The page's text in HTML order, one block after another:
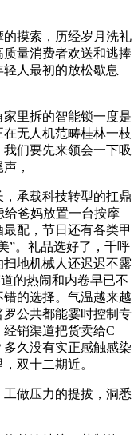
摸索，历经岁月洗礼
量消费者欢送和逃捧
人最初的放松歇息
里拆的智能锁一度是
无人机范畴桂林一枝
们要先来领会一下吸
，
承载科技转型的扛鼎
爸妈放置一台按摩
配，节日还有各类甲
”。礼品选好了，千呼
地机械人还迟迟不露
的热闹和内卷早已不
的选择。气温越来越
公共都能霎时控制专
销渠道把货卖给C
久没有实正感触感染
双十二期近。
做压力的提拔，洞悉